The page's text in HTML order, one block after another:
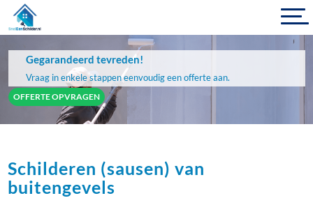
Gegarandeerd tevreden!
Vraag in enkele stappen eenvoudig een offerte aan.
OFFERTE OPVRAGEN
Schilderen (sausen) van
buitengevels